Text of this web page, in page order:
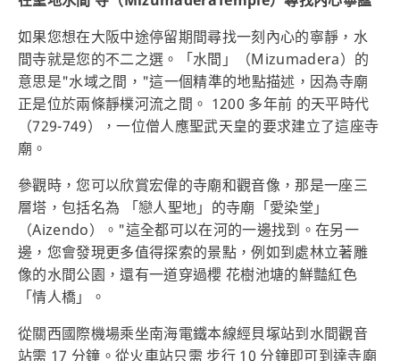
如果您想在大阪中途停留期間尋找一刻內心的寧靜，水
間寺就是您的不二之選。「水間」（Mizumadera）的
意思是"水域之間，"這一個精準的地點描述，因為寺廟
正是位於兩條靜樸河流之間。 1200 多年前 的天平時代
（729-749），一位僧人應聖武天皇的要求建立了這座寺
廟。
參觀時，您可以欣賞宏偉的寺廟和觀音像，那是一座三
層塔，包括名為 「戀人聖地」的寺廟「愛染堂」
（Aizendo）。"這全都可以在河的一邊找到。在另一
邊，您會發現更多值得探索的景點，例如到處林立著雕
像的水間公園，還有一道穿過櫻 花樹池塘的鮮豔紅色
「情人橋」。
從關西國際機場乘坐南海電鐵本線經貝塚站到水間觀音
站需 17 分鐘。從火車站只需 步行 10 分鐘即可到達寺廟